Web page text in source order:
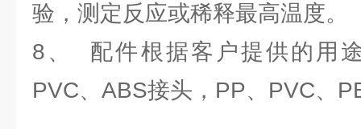
验，测定反应或稀释最高温度。
8、 配件根据客户提供的用
PVC、ABS接头，PP、PVC、